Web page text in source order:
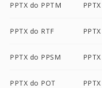
PPTX do PPTM
PPTX do RTF
PPTX do PPSM
PPTX do POT